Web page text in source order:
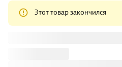
Этот товар закончился